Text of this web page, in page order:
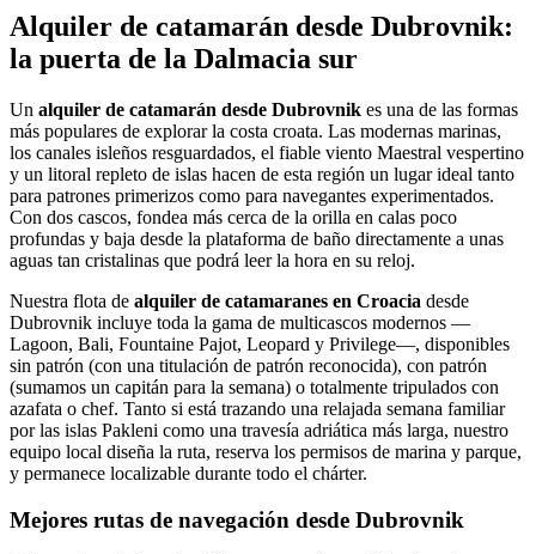
diversión a la vela y calas apartadas.
Alquiler de catamarán desde Dubrovnik:
la puerta de la Dalmacia sur
Un alquiler de catamarán desde Dubrovnik es una de las formas
más populares de explorar la costa croata. Las modernas marinas,
los canales isleños resguardados, el fiable viento Maestral vespertino
y un litoral repleto de islas hacen de esta región un lugar ideal tanto
para patrones primerizos como para navegantes experimentados.
Con dos cascos, fondea más cerca de la orilla en calas poco
profundas y baja desde la plataforma de baño directamente a unas
aguas tan cristalinas que podrá leer la hora en su reloj.
Nuestra flota de alquiler de catamaranes en Croacia desde
Dubrovnik incluye toda la gama de multicascos modernos —
Lagoon, Bali, Fountaine Pajot, Leopard y Privilege—, disponibles
sin patrón (con una titulación de patrón reconocida), con patrón
(sumamos un capitán para la semana) o totalmente tripulados con
azafata o chef. Tanto si está trazando una relajada semana familiar
por las islas Pakleni como una travesía adriática más larga, nuestro
equipo local diseña la ruta, reserva los permisos de marina y parque,
y permanece localizable durante todo el chárter.
Mejores rutas de navegación desde Dubrovnik